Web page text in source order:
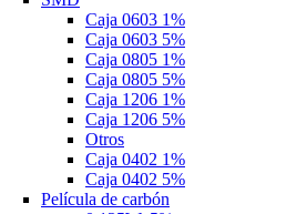
Caja 0603 1%
Caja 0603 5%
Caja 0805 1%
Caja 0805 5%
Caja 1206 1%
Caja 1206 5%
Otros
Caja 0402 1%
Caja 0402 5%
Película de carbón